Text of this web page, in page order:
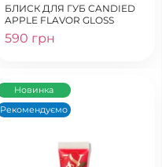
БЛИСК ДЛЯ ГУБ CANDIED
APPLE FLAVOR GLOSS
590 грн
Новинка
Рекомендуємо